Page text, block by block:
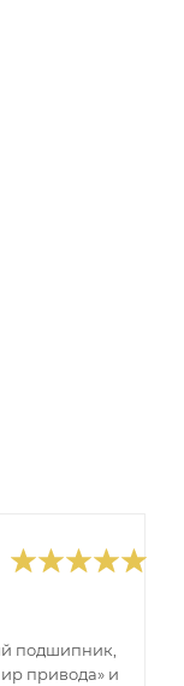
подшипник,
привода» и